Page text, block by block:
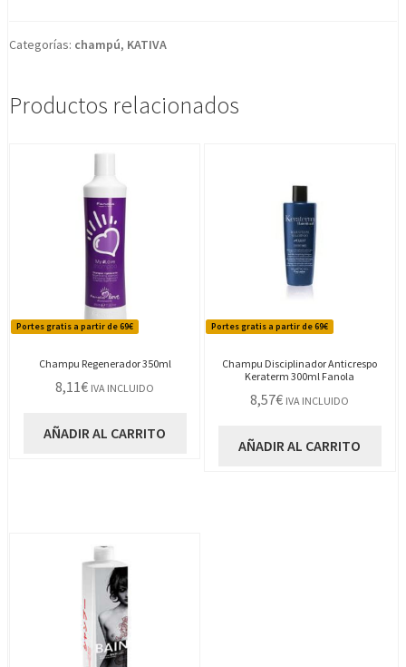
10,93€.9,84€.
250ml
Categorías: champú, KATIVA
Productos relacionados
Portes gratis a partir de 69€
Champu Regenerador 350ml
8,11€ IVA INCLUIDO
AÑADIR AL CARRITO
Portes gratis a partir de 69€
Champu Disciplinador Anticrespo
Keraterm 300ml Fanola
8,57€ IVA INCLUIDO
AÑADIR AL CARRITO